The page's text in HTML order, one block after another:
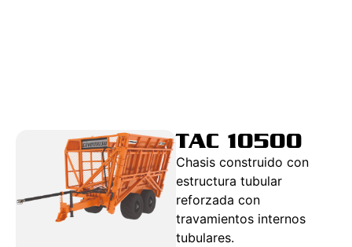
TAC 10500
Chasis construido con
estructura tubular
reforzada con
travamientos internos
tubulares.